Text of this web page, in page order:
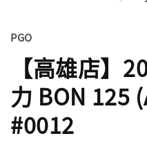
PGO
【高雄店】
力 BON 125
#0012